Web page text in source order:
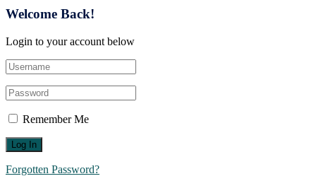
Welcome Back!
Login to your account below
Remember Me
Forgotten Password?